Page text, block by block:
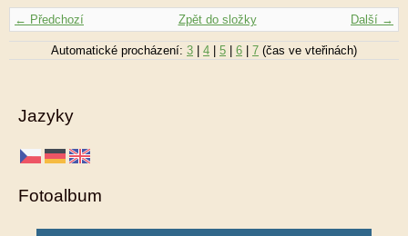
← Předchozí Další →
Zpět do složky
Automatické procházení: 3 4 5 6 7 (čas ve vteřinách)
Jazyky
Fotoalbum